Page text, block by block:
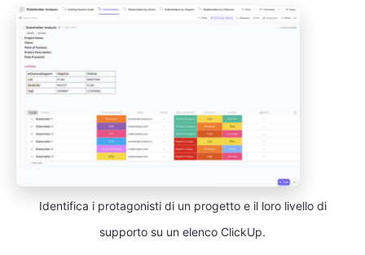
Identifica i protagonisti di un progetto e il loro livello di
supporto su un elenco ClickUp.